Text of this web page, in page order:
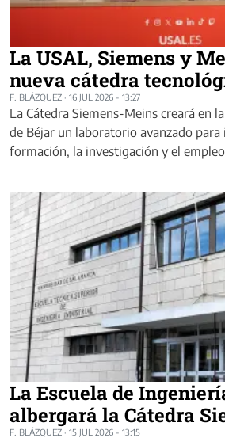
La USAL, Siemens y
nueva cátedra
F. BLÁZQUEZ · 16 JUL 2026 - 13:27
La Cátedra Siemens-Meins creará en
de Béjar un laboratorio avanzado para
formación, la investigación y el
La Escuela de
albergará la Cátedra
F. BLÁZQUEZ · 15 JUL 2026 - 13:15